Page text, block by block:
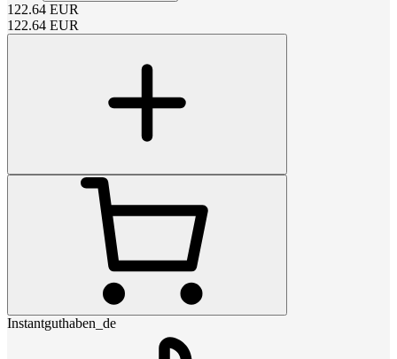
122.64 EUR
122.64 EUR
Instantguthaben_de